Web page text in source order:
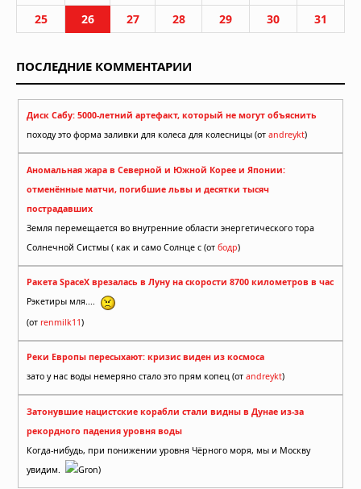
25
26 27 28 29 30 31
ПОСЛЕДНИЕ КОММЕНТАРИИ
Диск Сабу: 5000-летний артефакт, который не могут объяснить
походу это форма заливки для колеса для колесницы (от andreykt)
Аномальная жара в Северной и Южной Корее и Японии:
отменённые матчи, погибшие львы и десятки тысяч
пострадавших
Земля перемещается во внутренние области энергетического тора
Солнечной Систмы ( как и само Солнце с (от бодр)
Ракета SpaceX врезалась в Луну на скорости 8700 километров в час
Рэкетиры мля....
(от renmilk11)
Реки Европы пересыхают: кризис виден из космоса
зато у нас воды немеряно стало это прям копец (от andreykt)
Затонувшие нацистские корабли стали видны в Дунае из-за
рекордного падения уровня воды
Когда-нибудь, при понижении уровня Чёрного моря, мы и Москву
увидим.
Gron)